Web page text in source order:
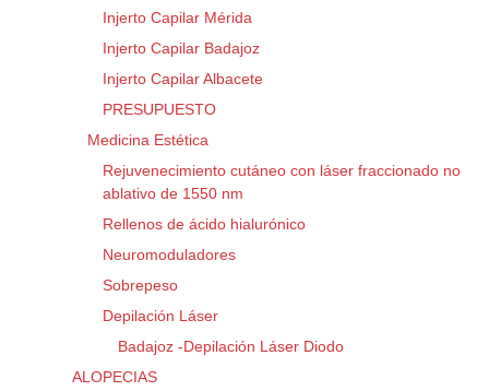
Injerto Capilar Mérida
Injerto Capilar Badajoz
Injerto Capilar Albacete
PRESUPUESTO
Medicina Estética
Rejuvenecimiento cutáneo con láser fraccionado no
ablativo de 1550 nm
Rellenos de ácido hialurónico
Neuromoduladores
Sobrepeso
Depilación Láser
Badajoz -Depilación Láser Diodo
ALOPECIAS